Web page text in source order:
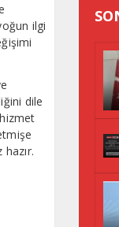
ilgi
dile